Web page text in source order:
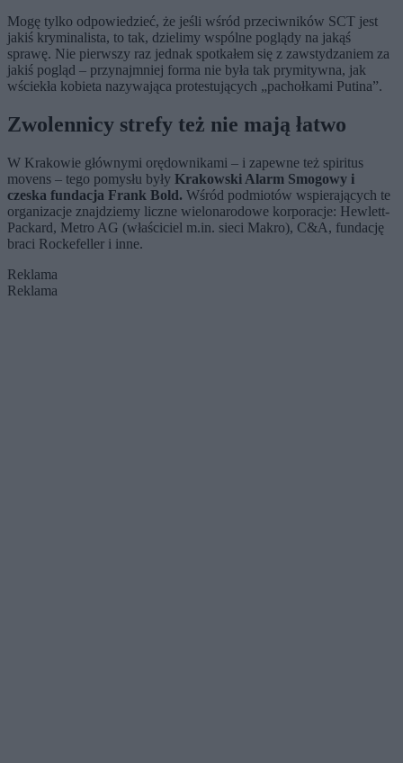
Mogę tylko odpowiedzieć, że jeśli wśród przeciwników SCT jest
jakiś kryminalista, to tak, dzielimy wspólne poglądy na jakąś
sprawę. Nie pierwszy raz jednak spotkałem się z zawstydzaniem za
jakiś pogląd – przynajmniej forma nie była tak prymitywna, jak
wściekła kobieta nazywająca protestujących „pachołkami Putina”.
Zwolennicy strefy też nie mają łatwo
W Krakowie głównymi orędownikami – i zapewne też spiritus
movens – tego pomysłu były Krakowski Alarm Smogowy i
czeska fundacja Frank Bold. Wśród podmiotów wspierających te
organizacje znajdziemy liczne wielonarodowe korporacje: Hewlett-
Packard, Metro AG (właściciel m.in. sieci Makro), C&A, fundację
braci Rockefeller i inne.
Reklama
Reklama